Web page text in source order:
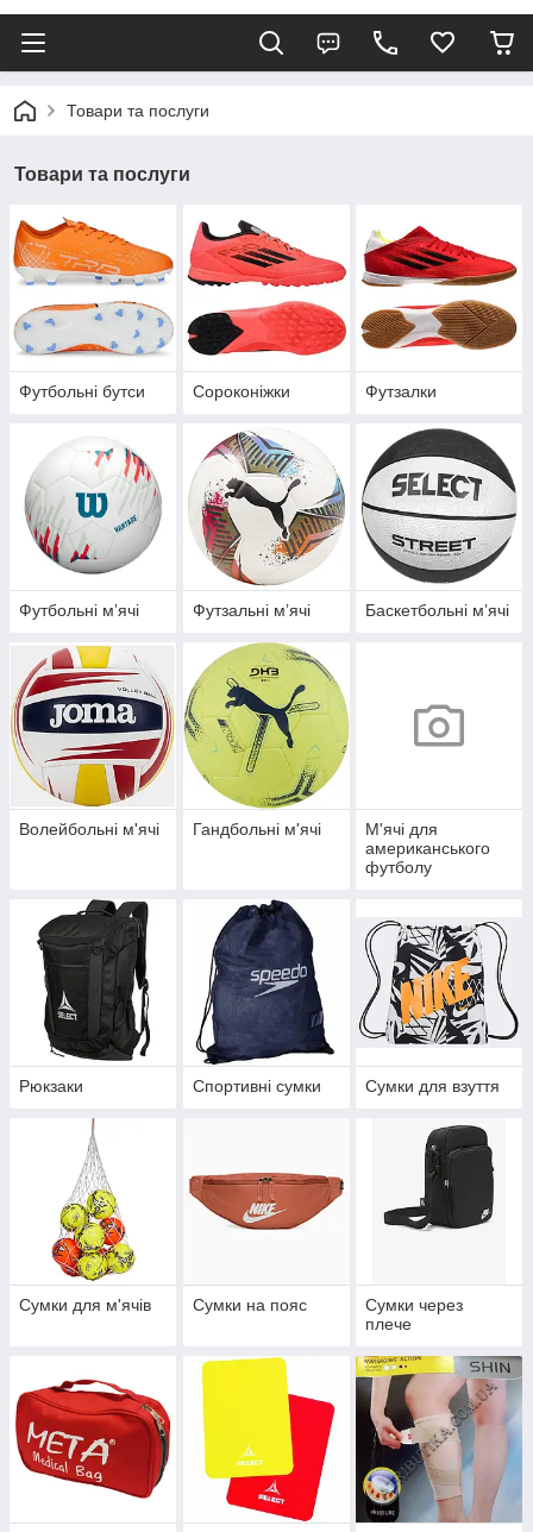
Товари та послуги
Товари та послуги
Футбольні бутси Сороконіжки Футзалки
Футбольні мʼячі Футзальні мʼячі Баскетбольні мʼячі
Волейбольні м'ячі Гандбольні м'ячі
М'ячі для
американського
футболу
Рюкзаки Спортивні сумки Сумки для взуття
Сумки для м'ячів Сумки на пояс
Сумки через
плече